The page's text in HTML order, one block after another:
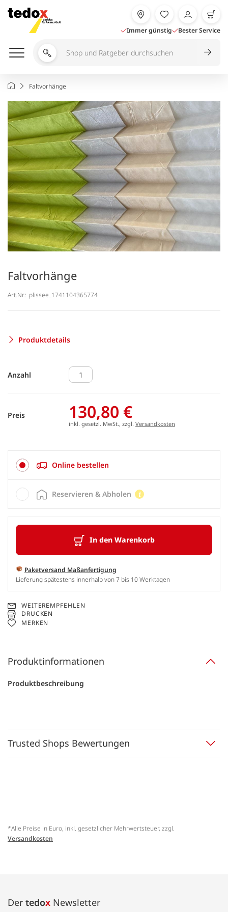
Inhalt
springen
Immer günstig Bester Service
Shop
durchsuchen
StartseiteFaltvorhänge
Faltvorhänge
Art.Nr.: plissee_1741104365774
Produktdetails
Anzahl
Preis 130,80 €
inkl. gesetzl. MwSt., zzgl. Versandkosten
Online bestellen
In den Warenkorb
Paketversand Maßanfertigung
Lieferung spätestens innerhalb von 7 bis 10 Werktagen
Reservieren & Abholen
WEITEREMPFEHLEN
DRUCKEN
MERKEN
Produktinformationen
Produktbeschreibung
Trusted Shops Bewertungen
*Alle Preise in Euro, inkl. gesetzlicher Mehrwertsteuer, zzgl.
Versandkosten
Der tedox Newsletter